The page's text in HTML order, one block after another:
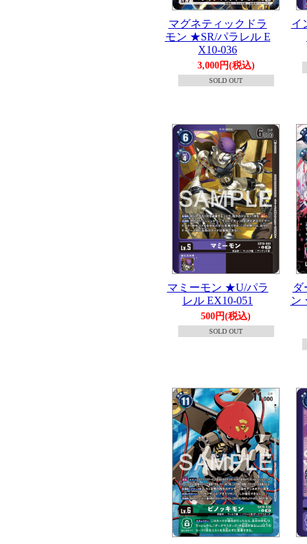
マグネティックドラ
モン ★SR/パラレル E
X10-036
3,000円(税込)
SOLD OUT
イ
マミーモン ★U/パラ
レル EX10-051
500円(税込)
SOLD OUT
ダ
ン